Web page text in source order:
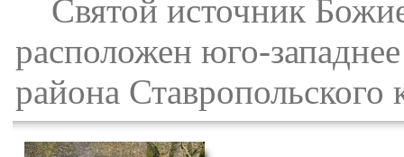
Святой источник
расположен юго-
района Ставропольского